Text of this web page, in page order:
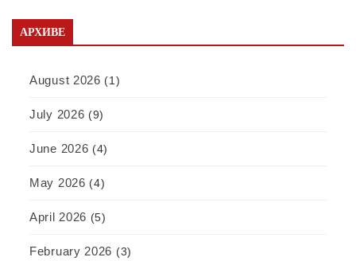
АРХИВЕ
August 2026 (1)
July 2026 (9)
June 2026 (4)
May 2026 (4)
April 2026 (5)
February 2026 (3)